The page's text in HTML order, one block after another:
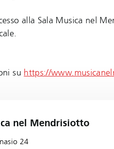
alla Sala Musica nel
su https://
nel Mendrisiotto
24